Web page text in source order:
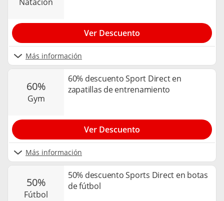
Más información
Ver Descuento
60%
gym
60% descuento Sport Direct en
zapatillas de entrenamiento
Más información
Ver Descuento
50%
fútbol
50% descuento Sports Direct en botas
de fútbol